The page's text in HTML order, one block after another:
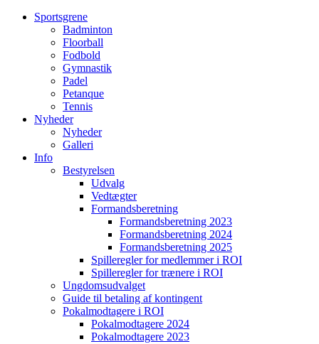
Sportsgrene
Badminton
Floorball
Fodbold
Gymnastik
Padel
Petanque
Tennis
Nyheder
Nyheder
Galleri
Info
Bestyrelsen
Udvalg
Vedtægter
Formandsberetning
Formandsberetning 2023
Formandsberetning 2024
Formandsberetning 2025
Spilleregler for medlemmer i ROI
Spilleregler for trænere i ROI
Ungdomsudvalget
Guide til betaling af kontingent
Pokalmodtagere i ROI
Pokalmodtagere 2024
Pokalmodtagere 2023